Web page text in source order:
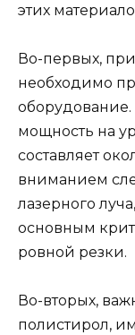
этих
Во-первых,
необходимо
мощность на
составляет
вниманием
лазерного
основным
ровной резки.
Во-вторых,
полистирол,